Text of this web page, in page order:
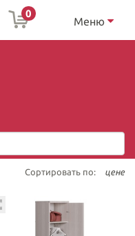
0
Меню
Сортировать по: цене